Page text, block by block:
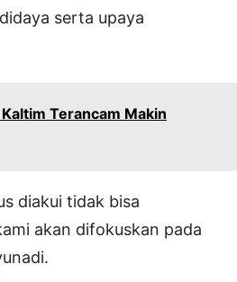
serta upaya
Terancam Makin
diakui tidak bisa
akan difokuskan pada